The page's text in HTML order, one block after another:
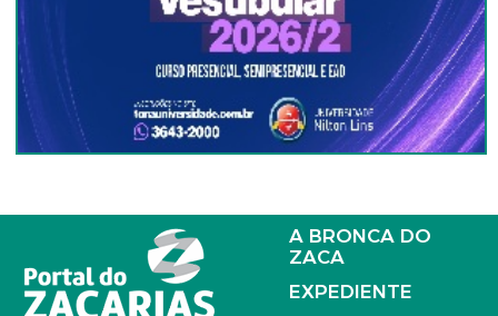
A BRONCA DO
ZACA
EXPEDIENTE